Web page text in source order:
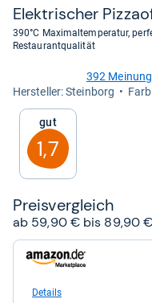
Elek­tri­scher
390°C Maximaltemperatur,
Restaurantqualität
von
Sternen
392
Her­stel­ler: Steinborg
Gut
1,7
Preis­ver­gleich
ab 59,90 € bis 89,90 €
zum
Shop:
Amazon.de
Details